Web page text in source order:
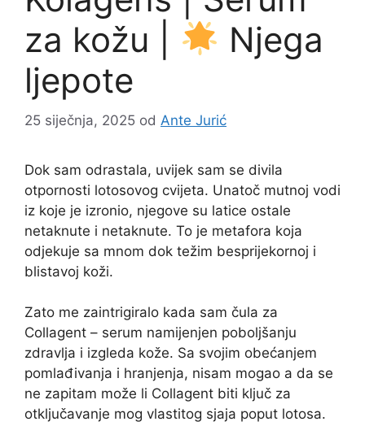
za kožu |
Njega
ljepote
25 siječnja, 2025 od Ante Jurić
Dok sam odrastala, uvijek sam se divila
otpornosti lotosovog cvijeta. Unatoč mutnoj vodi
iz koje je izronio, njegove su latice ostale
netaknute i netaknute. To je metafora koja
odjekuje sa mnom dok težim besprijekornoj i
blistavoj koži.
Zato me zaintrigiralo kada sam čula za
Collagent – serum namijenjen poboljšanju
zdravlja i izgleda kože. Sa svojim obećanjem
pomlađivanja i hranjenja, nisam mogao a da se
ne zapitam može li Collagent biti ključ za
otključavanje mog vlastitog sjaja poput lotosa.